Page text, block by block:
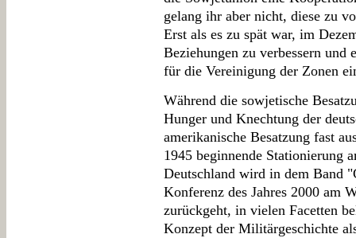
gelang ihr aber nicht, diese zu
Erst als es zu spät war, im
Beziehungen zu verbessern
für die Vereinigung der Zonen
Während die sowjetische
Hunger und Knechtung der
amerikanische Besatzung fast
1945 beginnende Stationierung
Deutschland wird in dem Band
Konferenz des Jahres 2000 am
zurückgeht, in vielen Facetten
Konzept der Militärgeschichte